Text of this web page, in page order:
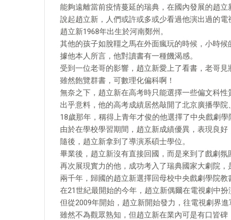
能夠遠離當前疫情蔓延的瑞典，在國內發展的趙立
說起趙立新，人們或許或多或少看過他演出過的電
趙立新1968年出生於河南鄭州。
其他的孩子如脫韁之馬在外面瘋玩的時候，小時候
據他本人所言，他對讀書有一種饑渴感。
受到一位老哥的影響，趙立新愛上了看書，老哥見
雖然飽覽群書，可數理化偏科啊！
無奈之下，趙立新在高考時只能選擇一些偏文科性
出乎意料，他的高考成績居然敲開了北京廣播學
18歲那年，稱得上青年才俊的他選擇了中央戲劇學
由於在學校學習期間，趙立新成績優異，表現良
隨後，趙立新拿到了導演系碩士學位。
畢業後，趙立新沒有直接回國，而是來到了戲劇氛
再次展現實力的他，成功考入了瑞典國家大劇院，
兩千年，歸國的趙立新選擇回母校中央戲劇學院教
在21世紀最開始的今年，趙立新偶爾在電視劇中扮
但從2009年開始，趙立新開始發力，往電視劇界進
雖然不為觀眾熟知，但趙立新在業內可是有口皆碑